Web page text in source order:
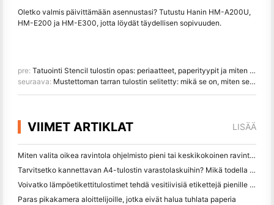
Oletko valmis päivittämään asennustasi? Tutustu Hanin HM-A200U,
HM-E200 ja HM-E300, jotta löydät täydellisen sopivuuden.
pre: Tatuointi Stencil tulostin opas: periaatteet, paperityypit ja miten käyttää
seuraava: Mustettoman tarran tulostin selitetty: mikä se on, miten se toimii ja milloin käyttää sitä
VIIMET ARTIKLAT LISÄÄ
Miten valita oikea ravintola ohjelmisto pieni tai keskikokoinen ravintola
Tarvitsetko kannettavan A4-tulostin varastolaskuihin? Mikä todella toimii
Voivatko lämpöetikettitulostimet tehdä vesitiivisiä etikettejä pienille yritystuotteille?
Paras pikakamera aloittelijoille, jotka eivät halua tuhlata paperia